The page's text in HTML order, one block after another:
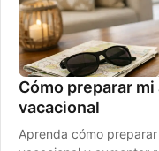
Cómo preparar
vacacional
Aprenda cómo